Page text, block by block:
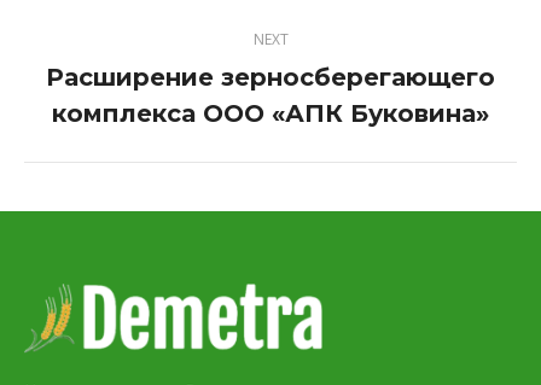
NEXT
Next
project:
Расширение зерносберегающего
комплекса ООО «АПК Буковина»